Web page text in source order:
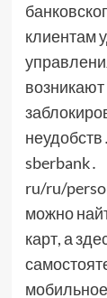
клиентам
возникают
sberbank․
ru/ru/
можно
карт, а